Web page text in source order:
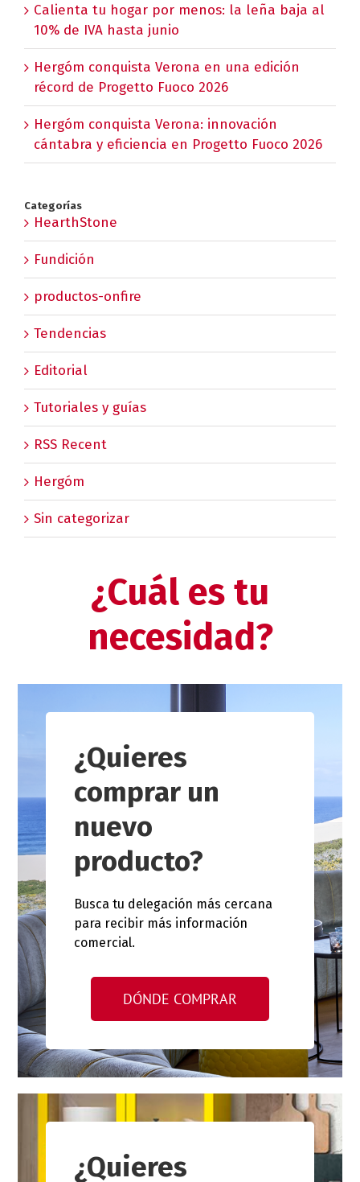
Calienta tu hogar por menos: la leña baja al
10% de IVA hasta junio
Hergóm conquista Verona en una edición
récord de Progetto Fuoco 2026
Hergóm conquista Verona: innovación
cántabra y eficiencia en Progetto Fuoco 2026
Categorías
HearthStone
Fundición
productos-onfire
Tendencias
Editorial
Tutoriales y guías
RSS Recent
Hergóm
Sin categorizar
¿Cuál es tu
necesidad?
¿Quieres
comprar un
nuevo
producto?
Busca tu delegación más cercana
para recibir más información
comercial.
DÓNDE COMPRAR
¿Quieres